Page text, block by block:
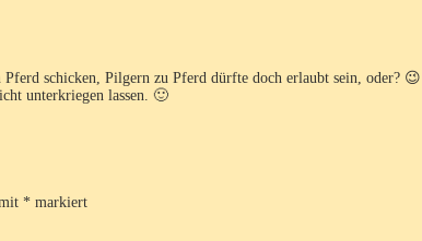
schicken, Pilgern zu Pferd dürfte doch erlaubt sein, oder? 😉
unterkriegen lassen. 🙂
* markiert